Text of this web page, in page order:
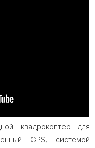
квадрокоптер для
GPS, системой